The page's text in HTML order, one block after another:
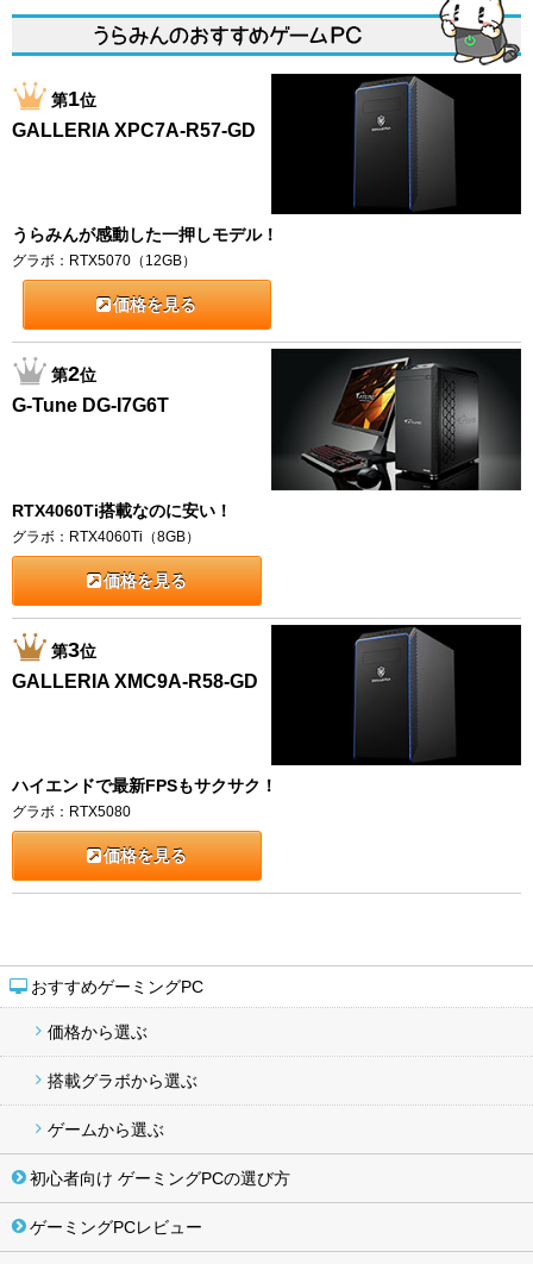
おすすめゲーミングPC
価格から選ぶ
搭載グラボから選ぶ
ゲームから選ぶ
初心者向け ゲーミングPCの選び方
ゲーミングPCレビュー
第1位
GALLERIA XPC7A-R57-GD
うらみんが感動した一押しモデル！
グラボ：RTX5070（12GB）
価格を見る
第2位
G-Tune DG-I7G6T
RTX4060Ti搭載なのに安い！
グラボ：RTX4060Ti（8GB）
価格を見る
第3位
GALLERIA XMC9A-R58-GD
ハイエンドで最新FPSもサクサク！
グラボ：RTX5080
価格を見る